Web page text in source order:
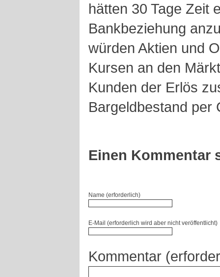
hätten 30 Tage Zeit
Bankbeziehung
würden Aktien und
Kursen an den
Kunden der Erlös
Bargeldbestand per
Einen Kommentar
Name (erforderlich)
E-Mail (erforderlich wird aber nicht veröffentlicht)
Kommentar